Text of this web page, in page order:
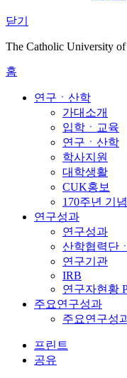
닫기
The Catholic University
홈
연구ㆍ산학
가대소개
입학ㆍ교육
연구ㆍ산학
학사지원
대학생활
CUK홍보
170주년 기
연구성과
연구성과
산학협력단
연구기관
IRB
연구자현황
주요연구성과
주요연구성
프린트
공유